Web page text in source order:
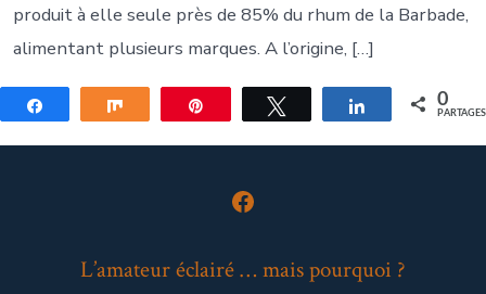
produit à elle seule près de 85% du rhum de la Barbade,
alimentant plusieurs marques. A l’origine, […]
Partagez Partagez Tweetez Partagez 0
PARTAGES
Open
in
L’amateur éclairé … mais pourquoi ?